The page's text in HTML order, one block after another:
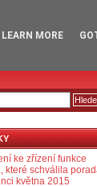
ke zřízení funkce
které schválila
května 2015
LEARN MORE